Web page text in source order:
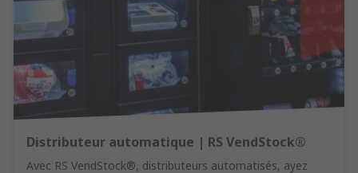
Distributeur automatique | RS VendStock®
Avec RS VendStock®, distributeurs automatisés, ayez